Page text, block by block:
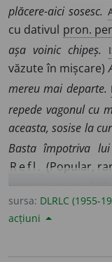
plăcere-aici sosesc.
cu dativul pron.
așa voinic chipeș.
văzute în mișcare)
mereu mai departe.
repede vagonul cu
aceasta, sosise la
Basta împotriva lui
Refl.
(Popular,
HODOȘ, P. P.
intervale de timp)
sosit, soarele
sursa: DLRLC (1955-
acțiuni